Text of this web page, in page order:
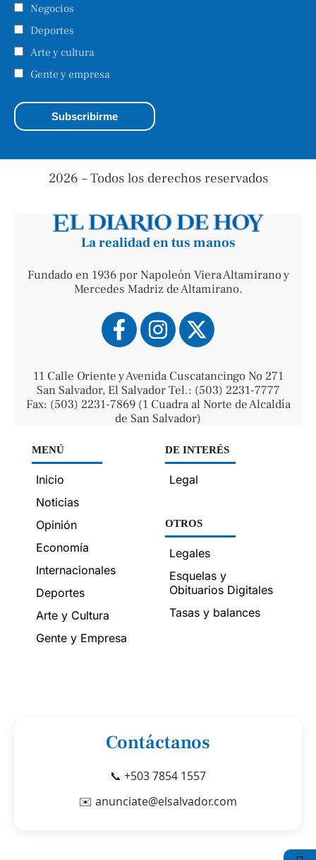
Negocios
Deportes
Arte y cultura
Gente y empresa
2026 – Todos los derechos reservados
La realidad en tus manos
Fundado en 1936 por Napoleón Viera Altamirano y
Mercedes Madriz de Altamirano.
11 Calle Oriente y Avenida Cuscatancingo No 271
San Salvador, El Salvador Tel.: (503) 2231-7777
Fax: (503) 2231-7869 (1 Cuadra al Norte de Alcaldía
de San Salvador)
MENÚ
Inicio
Noticias
Opinión
Economía
Internacionales
Deportes
Arte y Cultura
Gente y Empresa
DE INTERÉS
Legal
OTROS
Legales
Esquelas y
Obituarios Digitales
Tasas y balances
Contáctanos
📞 +503 7854 1557
✉️ anunciate@elsalvador.com